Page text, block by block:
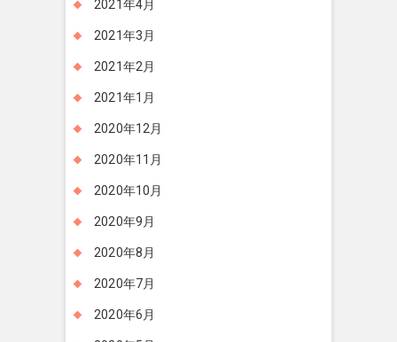
2021年4月
2021年3月
2021年2月
2021年1月
2020年12月
2020年11月
2020年10月
2020年9月
2020年8月
2020年7月
2020年6月